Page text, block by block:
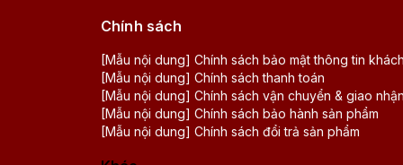
Chính sách
[Mẫu nội dung] Chính sách bảo mật thông tin
[Mẫu nội dung] Chính sách thanh toán
[Mẫu nội dung] Chính sách vận chuyển & giao nhận
[Mẫu nội dung] Chính sách bảo hành sản phẩm
[Mẫu nội dung] Chính sách đổi trả sản phẩm